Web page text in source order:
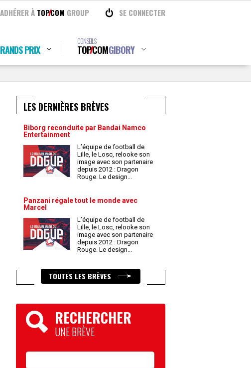
ADHÉRER À TOPCOM GROUP SE CONNECTER
PRIX
CONSEILS
TOPCOMGIBORY
LES DERNIÈRES BRÈVES
Biborg reconduite par Bandai Namco
Entertainment
L’équipe de football de
Lille, le Losc, relooke son
image avec son partenaire
depuis 2012 : Dragon
Rouge. Le design...
Panzani régale tout le monde avec
Marcel
L’équipe de football de
Lille, le Losc, relooke son
image avec son partenaire
depuis 2012 : Dragon
Rouge. Le design...
TOUTES LES BRÈVES
RECHERCHER
UNE BRÈVE